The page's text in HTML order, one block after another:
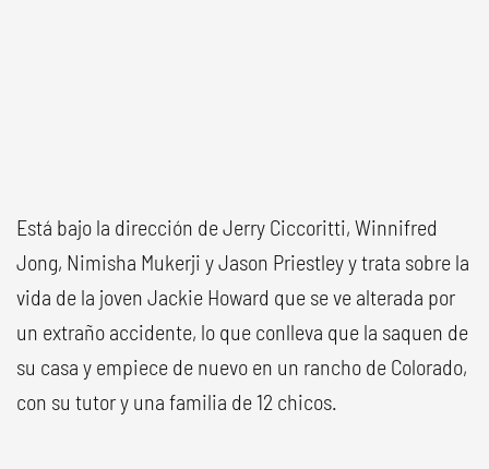
Está bajo la dirección de Jerry Ciccoritti, Winnifred
Jong, Nimisha Mukerji y Jason Priestley y trata sobre la
vida de la joven Jackie Howard que se ve alterada por
un extraño accidente, lo que conlleva que la saquen de
su casa y empiece de nuevo en un rancho de Colorado,
con su tutor y una familia de 12 chicos.